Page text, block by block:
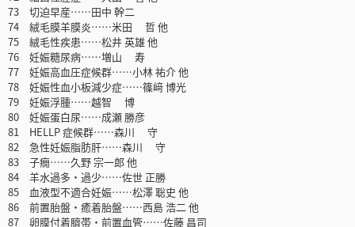
73 切迫早産……田中 幹二
74 絨毛膜羊膜炎……米田 哲 他
75 絨毛性疾患……松井 英雄 他
76 妊娠糖尿病……増山 寿
77 妊娠高血圧症候群……小林 祐介 他
78 妊娠性血小板減少症……篠﨑 博光
79 妊娠浮腫……越智 博
80 妊娠蛋白尿……成瀬 勝彦
81 HELLP 症候群……森川 守
82 急性妊娠脂肪肝……森川 守
83 子癇……久野 宗一郎 他
84 羊水過多・過少……佐世 正勝
85 血液型不適合妊娠……松澤 聡史 他
86 前置胎盤・癒着胎盤……西島 浩二 他
87 卵膜付着臍帯・前置血管……佐藤 昌司